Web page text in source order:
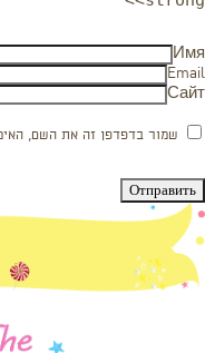
Имя
Email
Сайт
שמור בדפדפן זה את השם,